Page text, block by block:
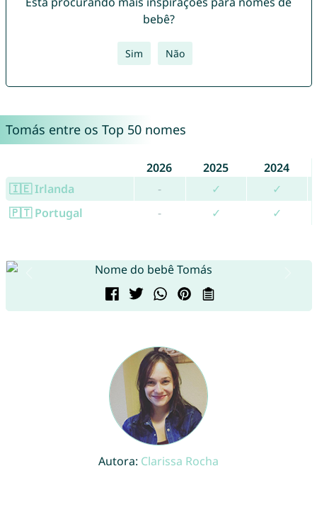
bebê?
Sim Não
Tomás entre os Top 50 nomes
2026 2025
2024
🇮🇪 Irlanda
- ✓
✓
🇵🇹 Portugal
- ✓ ✓
Autora: Clarissa Rocha